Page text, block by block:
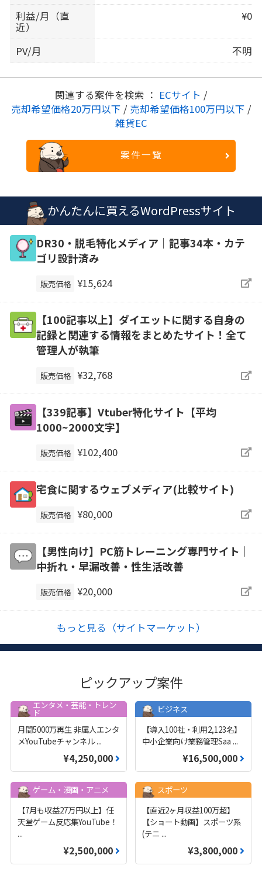
利益/月（直
近）
¥0
PV/月 不明
関連する案件を検索 ： ECサイト /
売却希望価格20万円以下 / 売却希望価格100万円以下 /
雑貨EC
案件一覧
かんたんに買えるWordPressサイト
DR30・脱毛特化メディア｜記事34本・カテ
ゴリ設計済み
販売価格 ¥15,624
【100記事以上】ダイエットに関する自身の
記録と関連する情報をまとめたサイト！全て
管理人が執筆
販売価格 ¥32,768
【339記事】Vtuber特化サイト【平均
1000~2000文字】
販売価格 ¥102,400
宅食に関するウェブメディア(比較サイト)
販売価格 ¥80,000
【男性向け】PC筋トレーニング専門サイト｜
中折れ・早漏改善・性生活改善
販売価格 ¥20,000
もっと見る（サイトマーケット）
ピックアップ案件
エンタメ・芸能・トレン
ド
月間5000万再生 非属人エンタ
メYouTubeチャンネル...
¥4,250,000
ビジネス
【導入100社・利用2,123名】
中小企業向け業務管理Saa ...
¥16,500,000
ゲーム・漫画・アニメ
【7月も収益27万円以上】任
天堂ゲーム反応集YouTube！
...
¥2,500,000
スポーツ
【直近2ヶ月収益100万超】
【ショート動画】スポーツ系
(テニ ...
¥3,800,000